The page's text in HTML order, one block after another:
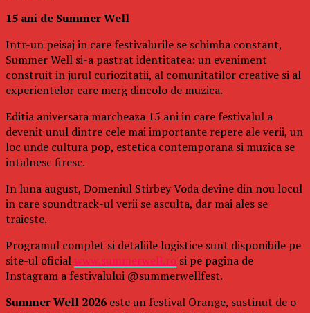
15 ani de Summer Well
Intr-un peisaj in care festivalurile se schimba constant,
Summer Well si-a pastrat identitatea: un eveniment
construit in jurul curiozitatii, al comunitatilor creative si al
experientelor care merg dincolo de muzica.
Editia aniversara marcheaza 15 ani in care festivalul a
devenit unul dintre cele mai importante repere ale verii, un
loc unde cultura pop, estetica contemporana si muzica se
intalnesc firesc.
In luna august, Domeniul Stirbey Voda devine din nou locul
in care soundtrack-ul verii se asculta, dar mai ales se
traieste.
Programul complet si detaliile logistice sunt disponibile pe
site-ul oficialwww.summerwell.ro si pe pagina de
Instagram a festivalului @summerwellfest.
Summer Well 2026 este un festival Orange, sustinut de o